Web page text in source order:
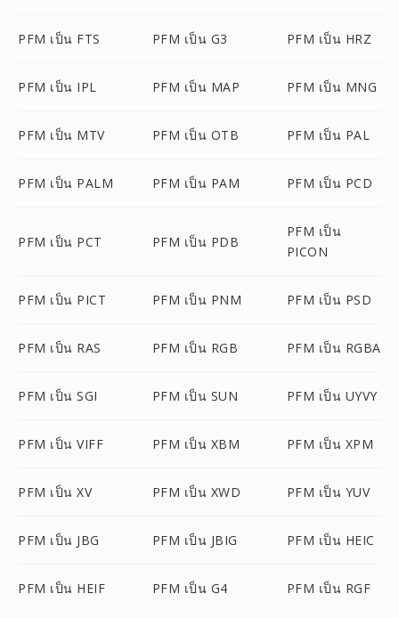
PFM เป็น FTS PFM เป็น G3 PFM เป็น HRZ
PFM เป็น IPL PFM เป็น MAP PFM เป็น MNG
PFM เป็น MTV PFM เป็น OTB PFM เป็น PAL
PFM เป็น PALM PFM เป็น PAM PFM เป็น PCD
PFM เป็น PCT PFM เป็น PDB
PFM เป็น
PICON
PFM เป็น PICT PFM เป็น PNM PFM เป็น PSD
PFM เป็น RAS PFM เป็น RGB PFM เป็น RGBA
PFM เป็น SGI PFM เป็น SUN PFM เป็น UYVY
PFM เป็น VIFF PFM เป็น XBM PFM เป็น XPM
PFM เป็น XV PFM เป็น XWD PFM เป็น YUV
PFM เป็น JBG PFM เป็น JBIG PFM เป็น HEIC
PFM เป็น HEIF PFM เป็น G4 PFM เป็น RGF